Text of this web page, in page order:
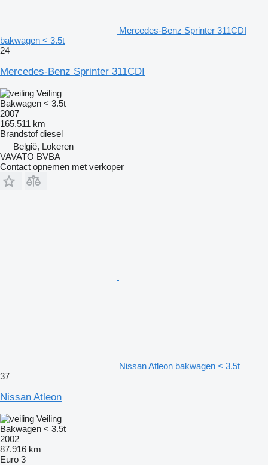
Mercedes-Benz Sprinter 311CDI
bakwagen < 3.5t
24
Mercedes-Benz Sprinter 311CDI
Veiling
Bakwagen < 3.5t
2007
165.511 km
Brandstof diesel
België, Lokeren
VAVATO BVBA
Contact opnemen met verkoper
Nissan Atleon bakwagen < 3.5t
37
Nissan Atleon
Veiling
Bakwagen < 3.5t
2002
87.916 km
Euro 3